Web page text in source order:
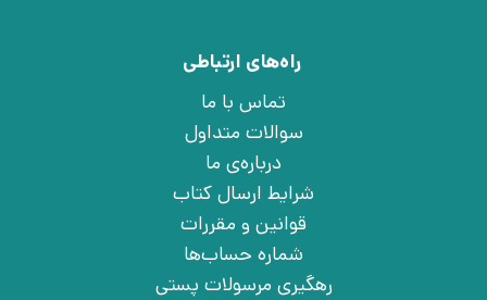
راه‌های ارتباطی
تماس با ما
سوالات متداول
درباره‌ی ما
شرایط ارسال کتاب
قوانین و مقررات
شماره حساب‌ها
رهگیری مرسولات پستی